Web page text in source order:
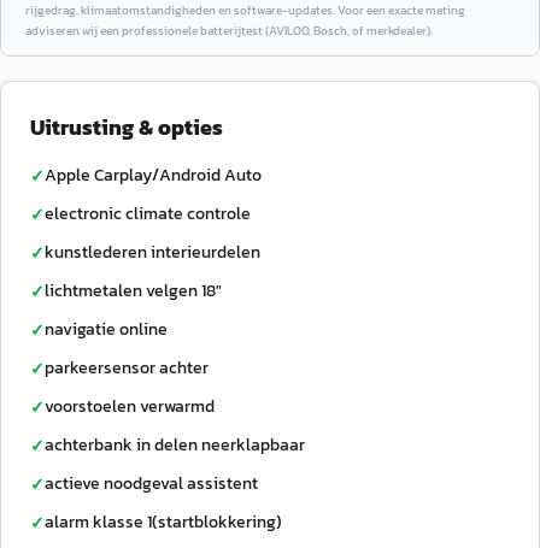
rijgedrag, klimaatomstandigheden en software-updates. Voor een exacte meting
adviseren wij een professionele batterijtest (AVILOO, Bosch, of merkdealer).
Uitrusting & opties
✓Apple Carplay/Android Auto
✓electronic climate controle
✓kunstlederen interieurdelen
✓lichtmetalen velgen 18"
✓navigatie online
✓parkeersensor achter
✓voorstoelen verwarmd
✓achterbank in delen neerklapbaar
✓actieve noodgeval assistent
✓alarm klasse 1(startblokkering)